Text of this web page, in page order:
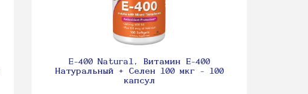
E-400 Natural, Витамин Е-400
Натуральный + Селен 100 мкг - 100
капсул